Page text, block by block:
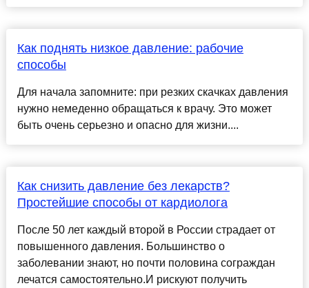
Как поднять низкое давление: рабочие
способы
Для начала запомните: при резких скачках давления
нужно немеденно обращаться к врачу. Это может
быть очень серьезно и опасно для жизни....
Как снизить давление без лекарств?
Простейшие способы от кардиолога
После 50 лет каждый второй в России страдает от
повышенного давления. Большинство о
заболевании знают, но почти половина сограждан
лечатся самостоя­тельно.И рискуют получить